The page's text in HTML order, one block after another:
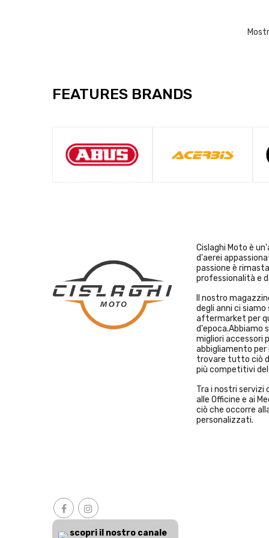
FEATURES BRANDS
Cislaghi Moto è
d'aerei
passione è
professionalità e
Il nostro
degli anni ci
aftermarket per
d'epoca.Abbiamo
migliori accessori
abbigliamento
trovare tutto ciò
più competitivi
Tra i nostri servizi
alle Officine e ai
ciò che occorre
personalizzati.
scopri il nostro canale